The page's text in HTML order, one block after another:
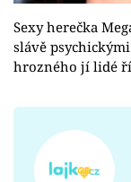
Sexy herečka
slávě
hrozného jí lidé